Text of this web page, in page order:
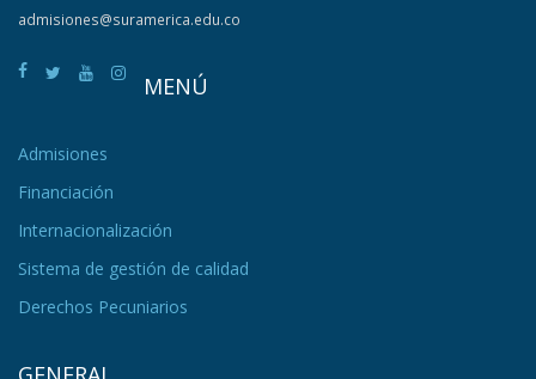
admisiones@suramerica.edu.co
MENÚ
Admisiones
Financiación
Internacionalización
Sistema de gestión de calidad
Derechos Pecuniarios